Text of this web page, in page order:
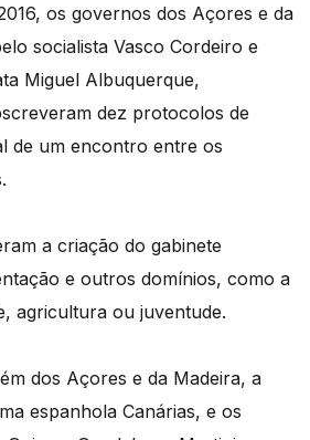
os governos dos Açores e da
socialista Vasco Cordeiro e
Miguel Albuquerque,
dez protocolos de
de um encontro entre os
a criação do gabinete
e outros domínios, como a
agricultura ou juventude.
dos Açores e da Madeira, a
espanhola Canárias, e os